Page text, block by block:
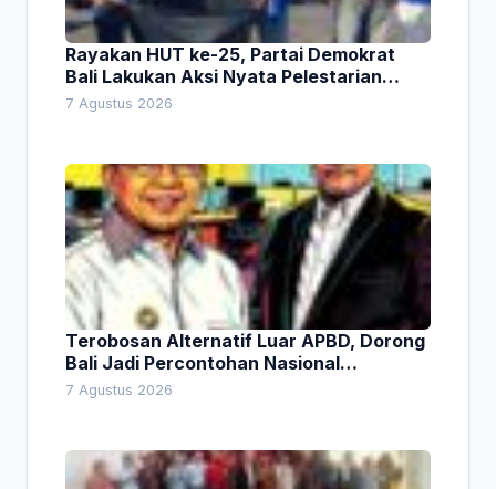
Rayakan HUT ke-25, Partai Demokrat
Bali Lakukan Aksi Nyata Pelestarian
Lingkungan
7 Agustus 2026
Terobosan Alternatif Luar APBD, Dorong
Bali Jadi Percontohan Nasional
Pembiayaan Daerah
7 Agustus 2026